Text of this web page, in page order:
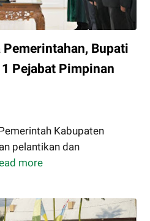
Bupati
Pejabat Pimpinan
Kabupaten
pelantikan dan
more
Kelola
Pemerintahan,